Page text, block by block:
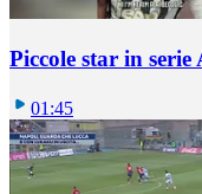
Piccole star in serie
01:45